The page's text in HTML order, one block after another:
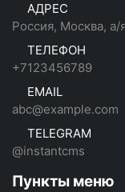
АДРЕС
Россия, Москва, а/
ТЕЛЕФОН
+7123456789
EMAIL
abc@example.com
TELEGRAM
@instantcms
Пункты меню